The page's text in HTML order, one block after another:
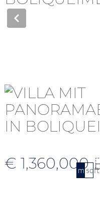
€ 1,360,000
m2sqft